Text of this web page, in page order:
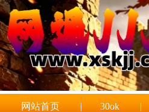
网站首页 | 30ok |